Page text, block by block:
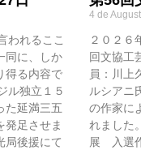
われるここ
同に、しか
得る内容で
ル独立１５
た延満三五
発足させま
局後援にて
4 de
２０２６
回文協工
員：川上
ルシアニ
の作家に
れました
展 入選